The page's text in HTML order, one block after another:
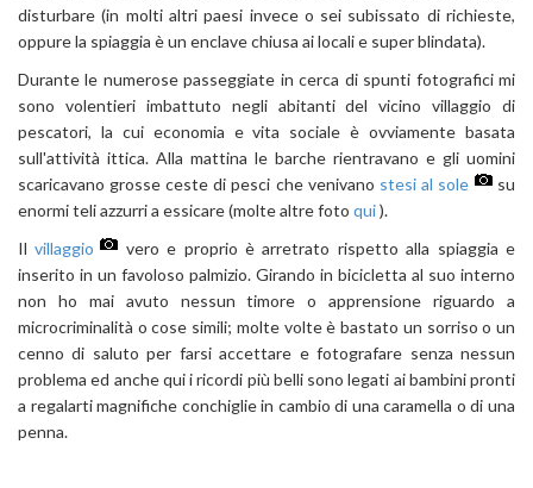
disturbare (in molti altri paesi invece o sei subissato di richieste,
oppure la spiaggia è un enclave chiusa ai locali e super blindata).
Durante le numerose passeggiate in cerca di spunti fotografici mi
sono volentieri imbattuto negli abitanti del vicino villaggio di
pescatori, la cui economia e vita sociale è ovviamente basata
sull'attività ittica. Alla mattina le barche rientravano e gli uomini
scaricavano grosse ceste di pesci che venivano stesi al sole
su
enormi teli azzurri a essicare (molte altre foto qui).
Ilvillaggio
vero e proprio è arretrato rispetto alla spiaggia e
inserito in un favoloso palmizio. Girando in bicicletta al suo interno
non ho mai avuto nessun timore o apprensione riguardo a
microcriminalità o cose simili; molte volte è bastato un sorriso o un
cenno di saluto per farsi accettare e fotografare senza nessun
problema ed anche qui i ricordi più belli sono legati ai bambini pronti
a regalarti magnifiche conchiglie in cambio di una caramella o di una
penna.